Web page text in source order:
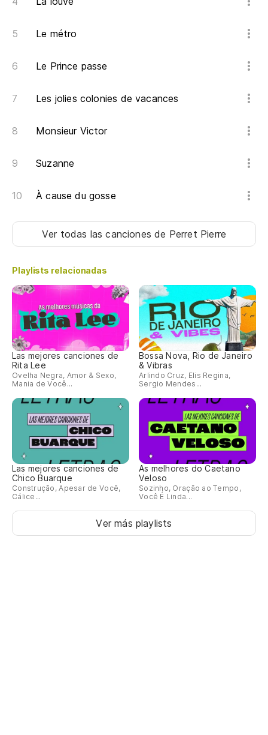
Le métro
Le Prince passe
Les jolies colonies de vacances
Monsieur Victor
Suzanne
À cause du gosse
Ver todas las cancionesde Perret Pierre
Playlists relacionadas
Las mejores canciones de
Rita Lee
Ovelha Negra, Amor & Sexo,
Mania de Você...
Bossa Nova, Rio de Janeiro
& Vibras
Arlindo Cruz, Elis Regina,
Sergio Mendes...
Las mejores canciones de
Chico Buarque
Construção, Apesar de Você,
Cálice...
As melhores do Caetano
Veloso
Sozinho, Oração ao Tempo,
Você É Linda...
Ver más playlists